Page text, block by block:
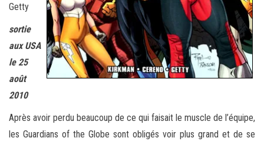
Getty
sortie
aux USA
le 25
août
2010
Après avoir perdu beaucoup de ce qui faisait le muscle de l’équipe,
les Guardians of the Globe sont obligés voir plus grand et de se